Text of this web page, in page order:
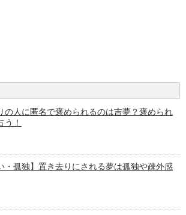
の人に匿名で褒められるのは吉夢？褒められ
う！
・孤独】置き去りにされる夢は孤独や疎外感